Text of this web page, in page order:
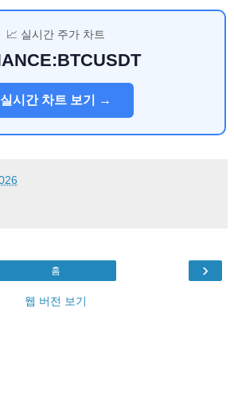
📈 실시간 주가 차트
실시간 차트 보기 →
›
홈
웹 버전 보기